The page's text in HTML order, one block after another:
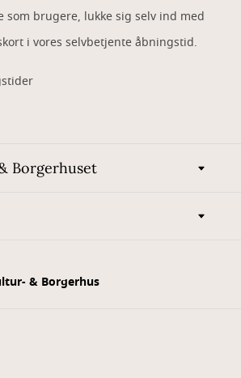
som brugere, lukke sig selv ind med
i vores selvbetjente åbningstid.
Borgerhuset
& Borgerhus